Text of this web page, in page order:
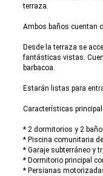
terraza.
Ambos baños cuentan
Desde la terraza se
fantásticas vistas.
barbacoa.
Estarán listas para
Características
* 2 dormitorios y 2
* Piscina comunitaria
* Garaje subterráneo y
* Dormitorio principal
* Persianas